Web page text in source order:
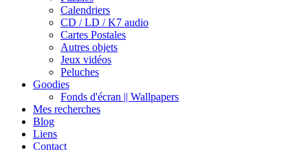
Calendriers
CD / LD / K7 audio
Cartes Postales
Autres objets
Jeux vidéos
Peluches
Goodies
Fonds d'écran || Wallpapers
Mes recherches
Blog
Liens
Contact